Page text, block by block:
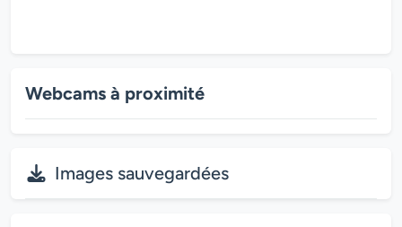
Webcams à proximité
Images sauvegardées